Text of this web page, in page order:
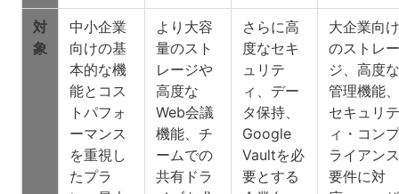
対
象
中小企業
向けの基
本的な機
能とコス
トパフォ
ーマンス
を重視し
たプラ
より大容
量のスト
レージや
高度な
Web会議
機能、チ
ームでの
共有ドラ
さらに高
度なセキ
ュリテ
ィ、デー
タ保持、
Google
Vaultを必
要とする
大企業向け
のストレー
ジ、高度な
管理機能、
セキュリテ
ィ・コンプ
ライアンス
要件に対